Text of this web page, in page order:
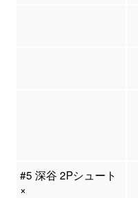
#5 深谷 2Pシュート
×